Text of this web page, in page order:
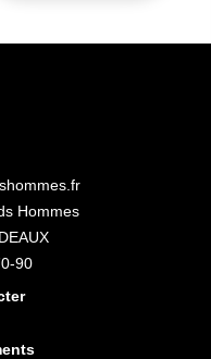
Hommes
90